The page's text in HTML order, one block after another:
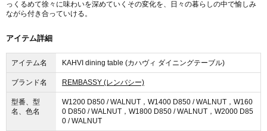
っくるめて徐々に味わいを深めていくその変化を、日々の暮らしの中で愉しみ
ながら付き合っていける。
アイテム詳細
アイテム名 KAHVI dining table (カハヴィ ダイニングテーブル)
ブランド名 REMBASSY (レンバシー)
型番、型
名、色名
W1200 D850 / WALNUT，W1400 D850 / WALNUT，W160
0 D850 / WALNUT，W1800 D850 / WALNUT，W2000 D85
0 / WALNUT